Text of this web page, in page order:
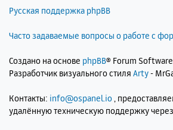
Русская поддержка phpBB
Часто задаваемые вопросы о работе с
Создано на основе phpBB® Forum
Разработчик визуального стиля Arty-
Контакты: info@ospanel.io ,
удалённую техническую поддержку через